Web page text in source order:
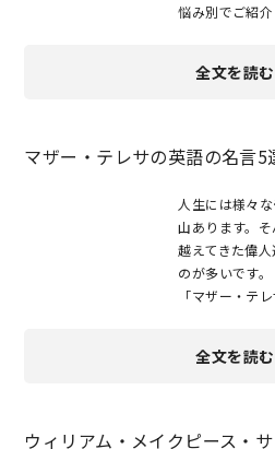
悩み別でご紹介
全文を読む
マザー・テレサの英語の名言
人生には様々
山あります。
越えてきた偉
のが多いです
「マザー・テ
全文を読む
ウィリアム・メイクピース・